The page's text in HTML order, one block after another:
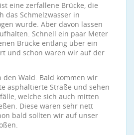
eine zerfallene Brücke, die
das Schmelzwasser in
wurde. Aber davon lassen
Schnell ein paar Meter
Brücke entlang über ein
und schon waren wir auf der
den Wald. Bald kommen wir
asphaltierte Straße und sehen
welche sich auch mitten
Diese waren sehr nett
bald sollten wir auf unser